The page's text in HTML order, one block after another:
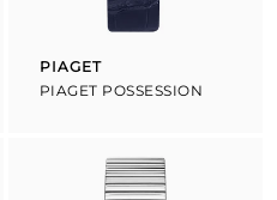
Proveedor:
PIAGET
PIAGET POSSESSION